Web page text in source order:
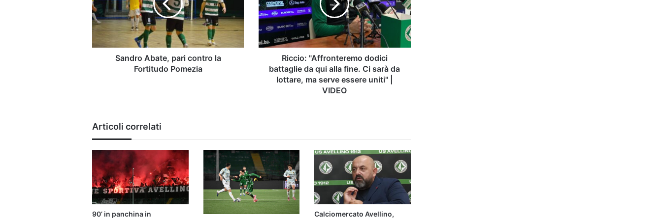
la
Fortitudo
Pomezia
Sandro Abate, pari contro la
Fortitudo Pomezia
da
qui
alla
fine.
Ci
lottare,
VIDEO
Riccio: "Affronteremo dodici
battaglie da qui alla fine. Ci sarà da
lottare, ma serve essere uniti" |
VIDEO
Articoli correlati
90’ in panchina in
Calciomercato Avellino,